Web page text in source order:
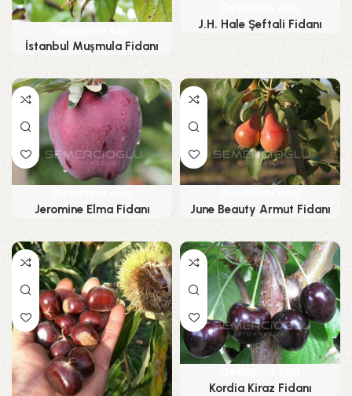
İstanbul Muşmula Fidanı
J.H. Hale Şeftali Fidanı
Jeromine Elma Fidanı
June Beauty Armut Fidanı
Kordia Kiraz Fidanı